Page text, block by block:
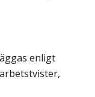
enligt